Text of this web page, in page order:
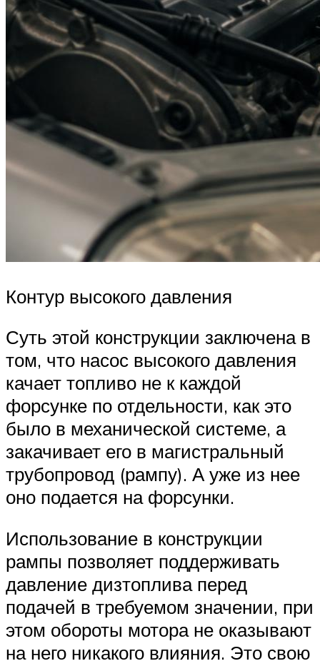
Контур высокого давления
Суть этой конструкции заключена в
том, что насос высокого давления
качает топливо не к каждой
форсунке по отдельности, как это
было в механической системе, а
закачивает его в магистральный
трубопровод (рампу). А уже из нее
оно подается на форсунки.
Использование в конструкции
рампы позволяет поддерживать
давление дизтоплива перед
подачей в требуемом значении, при
этом обороты мотора не оказывают
на него никакого влияния. Это свою